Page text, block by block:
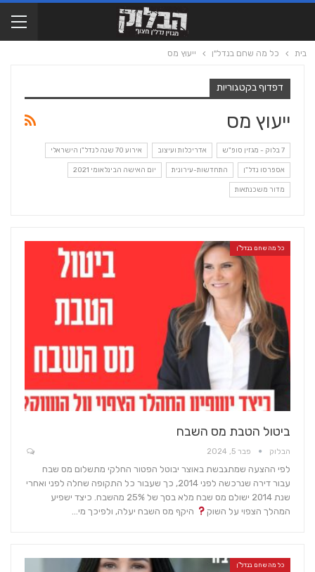
בית כל מה שחם בנדל"ן ייעוץ מס
דפדוף בקטגוריות
ייעוץ מס
7 בלוק - מגזין סופ"ש אדריכלות ועיצוב אירוע 70 שנה לנדל"ן הישראלי
אספרסו נדל"ן התחדשות-עירונית יום האישה הבינלאומי 2021
מדור משכנתאות
כל מה שחם בנדל"ן
ביטול הטבת מס השבח
הבלוק פבר 5, 2024
לפי ההצעה שמתגבשת באוצר יבוטל הפטור החלקי מתשלום מס שבח
עבור דירה שנרכשה לפני 2014, כך שעבור כל התקופה שחלה לפני ואחרי
שנת 2014 ישולם מס שבח מלא בסך של 25% מהשבח. כיצד ישפיע
המהלך הצפוי על השוק
היקף מס השבח יעלה, ולפיכך מי…
כל מה שחם בנדל"ן